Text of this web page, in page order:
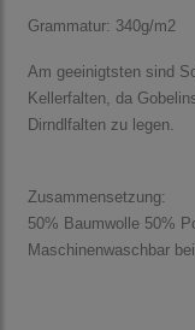
Grammatur: 340g/m2
Am geeinigtsten sind
Kellerfalten, da
Dirndlfalten zu legen.
Zusammensetzung:
50% Baumwolle 50%
Maschinenwaschbar